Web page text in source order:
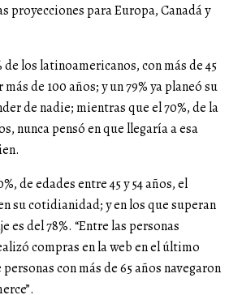
proyecciones para Europa, Canadá y
de los latinoamericanos, con más de 45
de 100 años; y un 79% ya planeó su
de nadie; mientras que el 70%, de la
nunca pensó en que llegaría a esa
de edades entre 45 y 54 años, el
su cotidianidad; y en los que superan
es del 78%. “Entre las personas
compras en la web en el último
con más de 65 años navegaron